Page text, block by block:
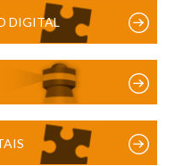
DIGITAL